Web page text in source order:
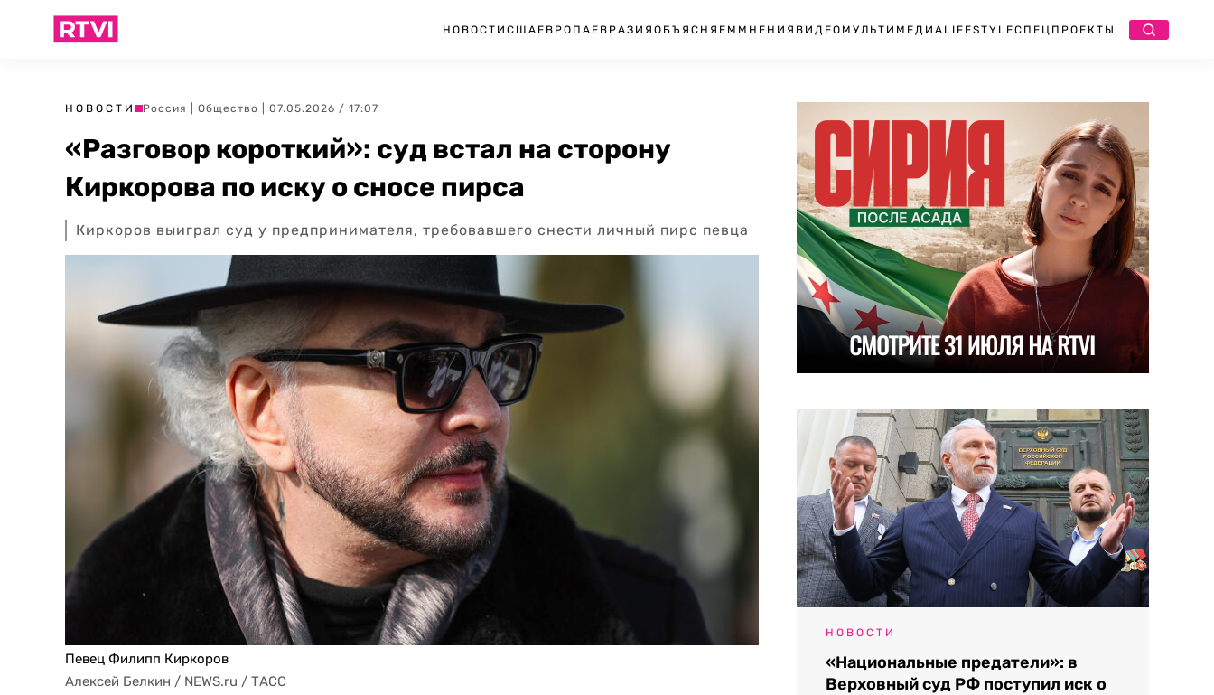
НОВОСТИ США ЕВРОПА ЕВРАЗИЯ ОБЪЯСНЯЕМ МНЕНИЯ ВИДЕО МУЛЬТИМЕДИА LIFESTYLEСПЕЦПРОЕКТЫ
НОВОСТИ Россия Общество | 07.05.2026 / 17:07
«Разговор короткий»: суд встал на сторону
Киркорова по иску о сносе пирса
Киркоров выиграл суд у предпринимателя, требовавшего снести личный пирс певца
Певец Филипп Киркоров
Алексей Белкин / NEWS.ru / ТАСС
НОВОСТИ
«Национальные предатели»: в
Верховный суд РФ поступил иск о